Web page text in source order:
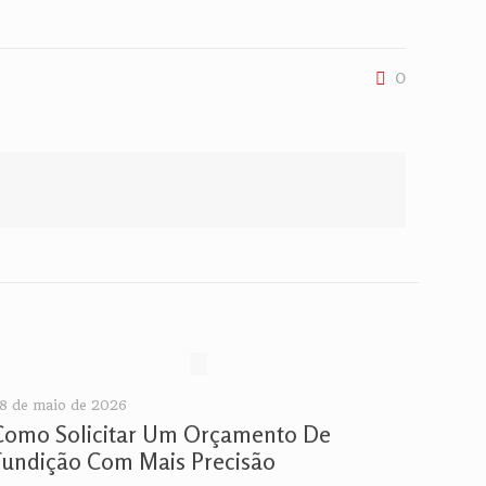
0
de maio de 2026
Solicitar Um Orçamento De
Com Mais Precisão